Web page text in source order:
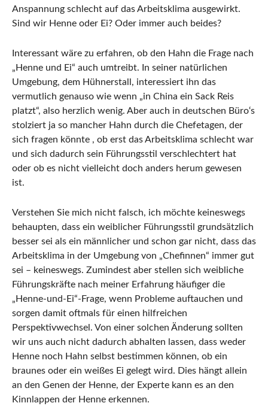
Anspannung schlecht auf das Arbeitsklima ausgewirkt.
Sind wir Henne oder Ei? Oder immer auch beides?
Interessant wäre zu erfahren, ob den Hahn die Frage nach
„Henne und Ei“ auch umtreibt. In seiner natürlichen
Umgebung, dem Hühnerstall, interessiert ihn das
vermutlich genauso wie wenn „in China ein Sack Reis
platzt“, also herzlich wenig. Aber auch in deutschen Büro‘s
stolziert ja so mancher Hahn durch die Chefetagen, der
sich fragen könnte , ob erst das Arbeitsklima schlecht war
und sich dadurch sein Führungsstil verschlechtert hat
oder ob es nicht vielleicht doch anders herum gewesen
ist.
Verstehen Sie mich nicht falsch, ich möchte keineswegs
behaupten, dass ein weiblicher Führungsstil grundsätzlich
besser sei als ein männlicher und schon gar nicht, dass das
Arbeitsklima in der Umgebung von „Chefinnen“ immer gut
sei – keineswegs. Zumindest aber stellen sich weibliche
Führungskräfte nach meiner Erfahrung häufiger die
„Henne-und-Ei“-Frage, wenn Probleme auftauchen und
sorgen damit oftmals für einen hilfreichen
Perspektivwechsel. Von einer solchen Änderung sollten
wir uns auch nicht dadurch abhalten lassen, dass weder
Henne noch Hahn selbst bestimmen können, ob ein
braunes oder ein weißes Ei gelegt wird. Dies hängt allein
an den Genen der Henne, der Experte kann es an den
Kinnlappen der Henne erkennen.